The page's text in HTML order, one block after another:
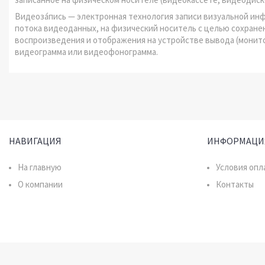
Видеоза́пись — электронная технология записи визуальной
потока видеоданных, на физический носитель с целью
воспроизведения и отображения на устройстве вывода
видеограмма или видеофонограмма.
НАВИГАЦИЯ
На главную
О компании
Условия
Контакты